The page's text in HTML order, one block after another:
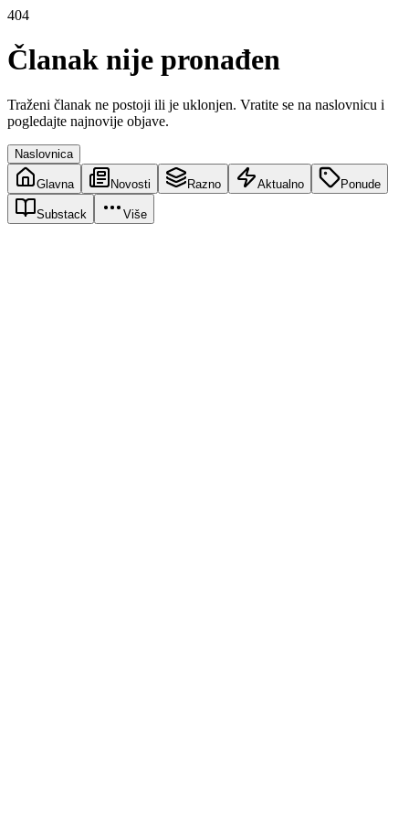
404
Članak nije pronađen
Traženi članak ne postoji ili je uklonjen. Vratite se na naslovnicu i
pogledajte najnovije objave.
Naslovnica
Glavna Novosti Razno Aktualno Ponude
Substack Više